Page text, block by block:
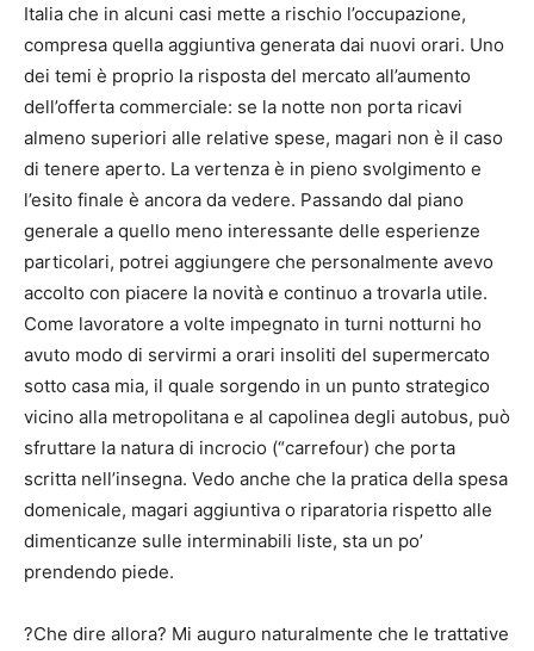
Italia che in alcuni casi mette a rischio l’occupazione,
compresa quella aggiuntiva generata dai nuovi orari. Uno
dei temi è proprio la risposta del mercato all’aumento
dell’offerta commerciale: se la notte non porta ricavi
almeno superiori alle relative spese, magari non è il caso
di tenere aperto. La vertenza è in pieno svolgimento e
l’esito finale è ancora da vedere. Passando dal piano
generale a quello meno interessante delle esperienze
particolari, potrei aggiungere che personalmente avevo
accolto con piacere la novità e continuo a trovarla utile.
Come lavoratore a volte impegnato in turni notturni ho
avuto modo di servirmi a orari insoliti del supermercato
sotto casa mia, il quale sorgendo in un punto strategico
vicino alla metropolitana e al capolinea degli autobus, può
sfruttare la natura di incrocio (“carrefour) che porta
scritta nell’insegna. Vedo anche che la pratica della spesa
domenicale, magari aggiuntiva o riparatoria rispetto alle
dimenticanze sulle interminabili liste, sta un po’
prendendo piede.
?Che dire allora? Mi auguro naturalmente che le trattative